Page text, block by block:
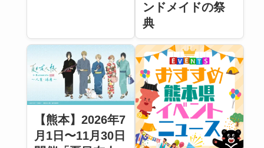
ンドメイドの祭
典
【熊本】2026年7
月1日〜11月30日